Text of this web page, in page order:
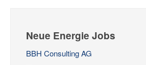
Neue Energie Jobs
BBH Consulting AG